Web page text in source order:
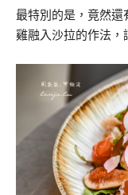
最特別的是，竟然
雞融入沙拉的作法，